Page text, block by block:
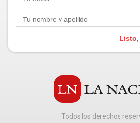
Listo,
Todos los derechos